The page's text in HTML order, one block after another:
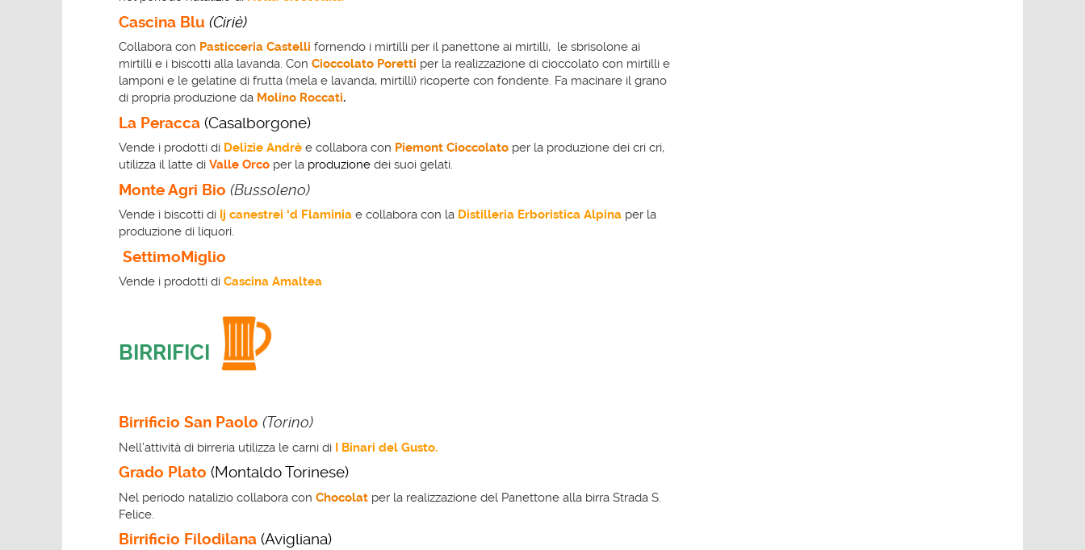
Cascina Blu (Ciriè)
Collabora con Pasticceria Castelli fornendo i mirtilli per il panettone ai mirtilli, le sbrisolone ai
mirtilli e i biscotti alla lavanda. Con Cioccolato Poretti per la realizzazione di cioccolato con mirtilli e
lamponi e le gelatine di frutta (mela e lavanda, mirtilli) ricoperte con fondente. Fa macinare il grano
di propria produzione da Molino Roccati.
La Peracca (Casalborgone)
Vende i prodotti di Delizie Andrè e collabora con Piemont Cioccolato per la produzione dei cri cri,
utilizza il latte di Valle Orco per la produzione dei suoi gelati.
MonteAgri Bio (Bussoleno)
Vende i biscotti di Ij canestrei ‘d Flaminia e collabora con la Distilleria Erboristica Alpina per la
produzione di liquori.
SettimoMiglio
Vende i prodotti di Cascina Amaltea
BIRRIFICI
Birrificio San Paolo (Torino)
Nell’attività di birreria utilizza le carni di I Binari del Gusto.
Grado Plato (Montaldo Torinese)
Nel periodo natalizio collabora con Chocolat per la realizzazione del Panettone alla birra Strada S.
Felice.
Birrificio Filodilana (Avigliana)